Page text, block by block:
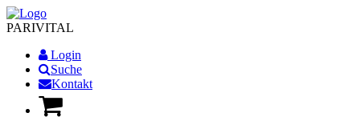
PARIVITAL
Login
Suche
Kontakt